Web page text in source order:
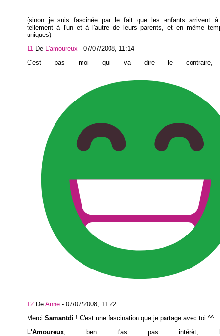
(sinon je suis fascinée par le fait que les enfants arrivent à
tellement à l'un et à l'autre de leurs parents, et en même
uniques)
11 De L'amoureux - 07/07/2008, 11:14
C'est pas moi qui va dire le
12 De Anne - 07/07/2008, 11:22
Merci Samantdi ! C'est une fascination que je partage avec toi ^^
L'Amoureux , ben t'as pas intérêt,